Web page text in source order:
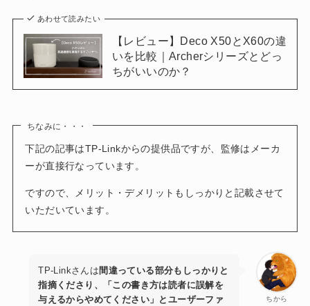
あわせて読みたい
【レビュー】Deco X50とX60の違
いを比較｜Archerシリーズとどっ
ちがいいのか？
ちなみに・・・
下記の記事はTP-Linkからの提供品ですが、監修はメーカ
ーが直接行なっています。
ですので、メリット・デメリットもしっかりと記載させて
いただいています。
ちから
TP-Linkさんは 間違っている部分もしっかりと
指摘くださり、「この書き方は読者に誤解を
与えるからやめてください」とユーザーファ